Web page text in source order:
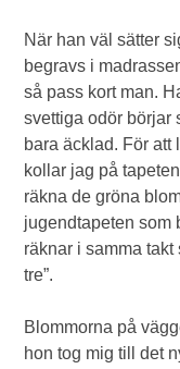
När han väl sätter
begravs i
så pass kort man.
svettiga odör börjar
bara äcklad. För att
kollar jag på
räkna de gröna
jugendtapeten som
räknar i samma
tre”.
Blommorna på
hon tog mig till det